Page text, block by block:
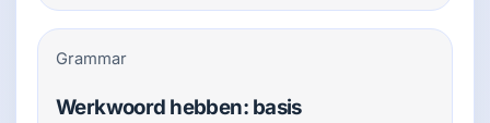
Grammar
Werkwoord hebben: basis